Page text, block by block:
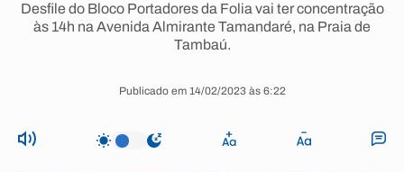
Desfile do Bloco Portadores da Folia vai ter concentração
às 14h na Avenida Almirante Tamandaré, na Praia de
Tambaú.
Publicado em 14/02/2023 às 6:22